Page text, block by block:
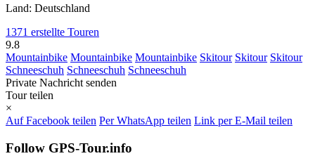
Land: Deutschland
1371 erstellte Touren
9.8
Mountainbike Mountainbike Mountainbike Skitour Skitour Skitour
Schneeschuh Schneeschuh Schneeschuh
Private Nachricht senden
Tour teilen
×
Auf Facebook teilen Per WhatsApp teilen Link per E-Mail teilen
Follow GPS-Tour.info